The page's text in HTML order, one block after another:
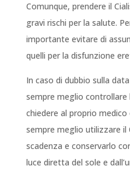
Comunque, prendere il
gravi rischi per la salute.
importante evitare di
quelli per la disfunzione
In caso di dubbio sulla
sempre meglio controllare
chiedere al proprio
sempre meglio utilizzare il
scadenza e conservarlo
luce diretta del sole e